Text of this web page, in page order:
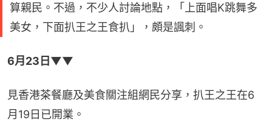
算親民。不過，不少人討論地點，「上面唱K跳舞多
美女，下面扒王之王食扒」，頗是諷刺。
6月23日▼▼
見香港茶餐廳及美食關注組網民分享，扒王之王在6
月19日已開業。